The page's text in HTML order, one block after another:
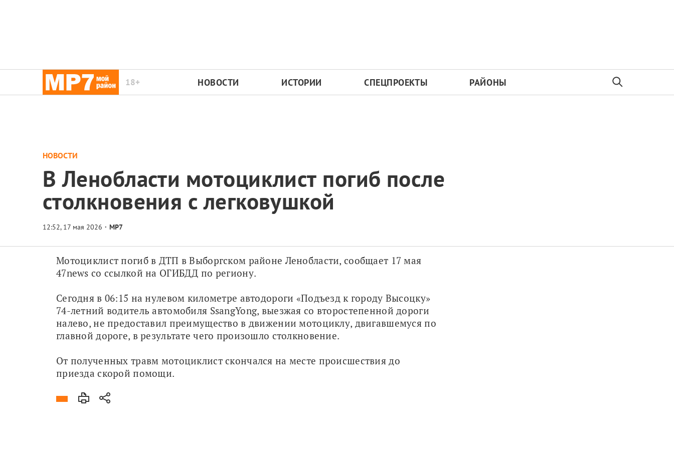
18+ НОВОСТИ ИСТОРИИ СПЕЦПРОЕКТЫ РАЙОНЫ
НОВОСТИ
В Ленобласти мотоциклист погиб после
столкновения с легковушкой
МР7
Мотоциклист погиб в ДТП в Выборгском районе Ленобласти, сообщает 17 мая
47news со ссылкой на ОГИБДД по региону.
Сегодня в 06:15 на нулевом километре автодороги «Подъезд к городу Высоцку»
74-летний водитель автомобиля SsangYong, выезжая со второстепенной дороги
налево, не предоставил преимущество в движении мотоциклу, двигавшемуся по
главной дороге, в результате чего произошло столкновение.
От полученных травм мотоциклист скончался на месте происшествия до
приезда скорой помощи.